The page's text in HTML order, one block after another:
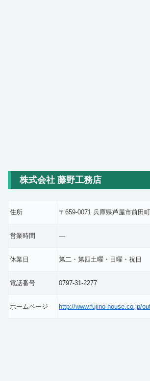
株式会社 藤野工務店
住所 〒659-0071 兵庫県芦屋市前田
営業時間 ―
休業日 第二・第四土曜・日曜・祝日
電話番号 0797-31-2277
ホームページ http://www.fujino-house.co.jp/